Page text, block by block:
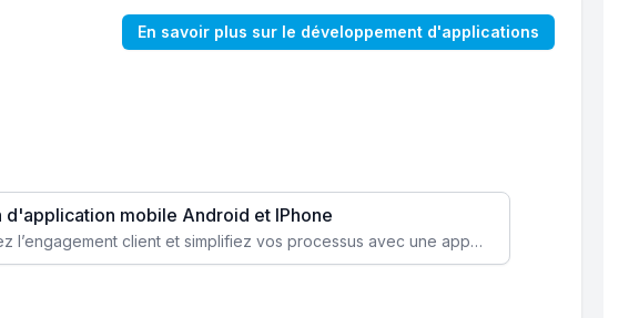
En savoir plus sur le développement d'applications
d'application mobile Android et IPhone
Augmentez l’engagement client et simplifiez vos processus avec une application mobile sur mesure, disponible sur iOS et Android.